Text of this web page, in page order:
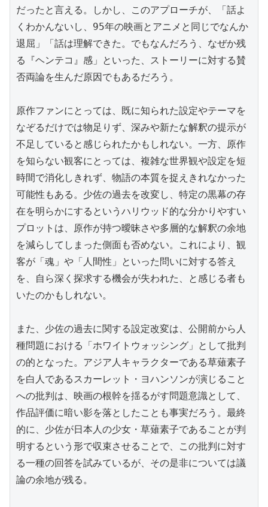
だったと言える。しかし、このアプローチが、「話よ
くわかんないし、95年の映画とアニメと同じでなんか
退屈」「話は理解できた。でもなんだろう、なぜか残
る『ヘンテコ』感」といった、ストーリーに対する賛
否両論を生んだ原因でもあるだろう。
原作ファンにとっては、既に知られた設定やテーマを
なぞるだけでは物足りず、深みや新たな解釈の提示が
不足していると感じられたかもしれない。一方、原作
を知らない観客にとっては、複雑な世界観や設定を短
時間で消化しきれず、物語の本質を捉えきれなかった
可能性もある。少佐の過去を改変し、特定の黒幕の存
在を明らかにするというハリウッド的な分かりやすい
プロットは、原作が持つ曖昧さや多層的な解釈の余地
を減らしてしまった側面も否めない。これにより、観
客が「魂」や「人間性」といった問いに対する答え
を、自ら深く探求する機会が失われた、と感じる者も
いたのかもしれない。
また、少佐の過去に関する設定改変は、公開前から人
種問題における「ホワイトウォッシング」として批判
の的となった。アジア人キャラクターである草薙素子
を白人であるスカーレット・ヨハンソンが演じること
への批判は、映画の根幹を揺るがす問題意識として、
作品評価に暗い影を落としたことも事実だろう。最終
的に、少佐が日本人の少女・草薙素子であることが判
明するという形で収束させることで、この批判に対す
る一種の回答を試みているが、その是非については議
論の余地が残る。